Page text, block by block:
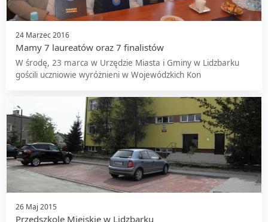
24 Marzec 2016
Mamy 7 laureatów oraz 7 finalistów
W środę, 23 marca w Urzędzie Miasta i Gminy w Lidzbarku
gościli uczniowie wyróżnieni w Wojewódzkich Kon
26 Maj 2015
Przedszkole Miejskie w Lidzbarku